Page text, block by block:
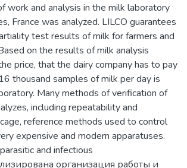
work and analysis in the milk laboratory
France was analyzed. LILCO guarantees
test results of milk for farmers and
on the results of milk analysis
price, that the dairy company has to pay
thousand samples of milk per day is
Many methods of verification of
including repeatability and
reference methods used to control
expensive and modern apparatuses.
and infectious
организация работы и